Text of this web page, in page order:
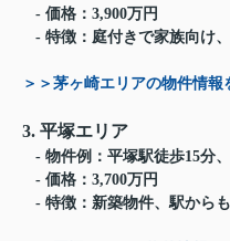
- 価格：3,900万円
- 特徴：庭付きで家族向け
＞＞茅ヶ崎エリアの物件情
3. 平塚エリア
- 物件例：平塚駅徒歩15分
- 価格：3,700万円
- 特徴：新築物件、駅から